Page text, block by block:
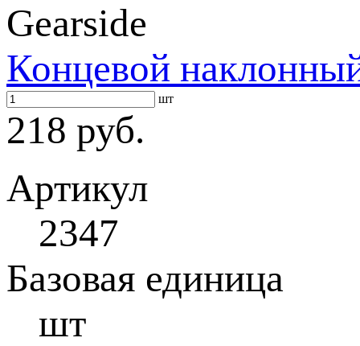
Gearside
Концевой
шт
218 руб.
Артикул
2347
Базовая единица
шт